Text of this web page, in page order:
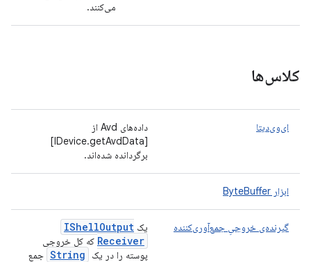
می‌کنند.
کلاس‌ها
ای‌وی‌دیتا
داده‌های Avd از
[IDevice.getAvdData]
برگردانده شده‌اند.
ابزار ByteBuffer
گیرنده‌ی خروجیِ جمع‌آوری‌کننده یک IShellOutput
Receiver که کل خروجی
پوسته را در یک
String جمع